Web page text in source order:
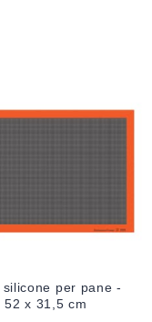
silicone per pane -
52 x 31,5 cm